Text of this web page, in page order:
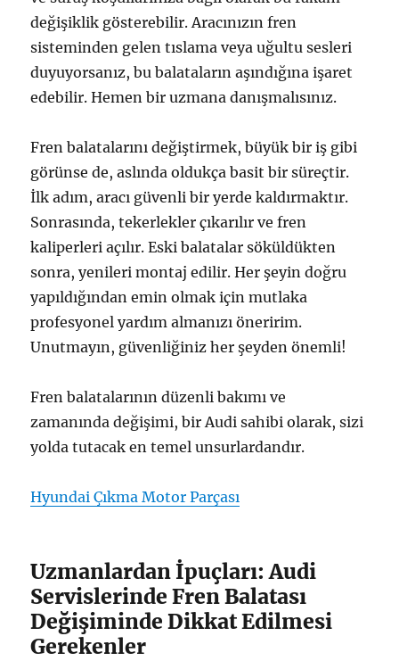
değişiklik gösterebilir. Aracınızın fren
sisteminden gelen tıslama veya uğultu sesleri
duyuyorsanız, bu balataların aşındığına işaret
edebilir. Hemen bir uzmana danışmalısınız.
Fren balatalarını değiştirmek, büyük bir iş gibi
görünse de, aslında oldukça basit bir süreçtir.
İlk adım, aracı güvenli bir yerde kaldırmaktır.
Sonrasında, tekerlekler çıkarılır ve fren
kaliperleri açılır. Eski balatalar söküldükten
sonra, yenileri montaj edilir. Her şeyin doğru
yapıldığından emin olmak için mutlaka
profesyonel yardım almanızı öneririm.
Unutmayın, güvenliğiniz her şeyden önemli!
Fren balatalarının düzenli bakımı ve
zamanında değişimi, bir Audi sahibi olarak, sizi
yolda tutacak en temel unsurlardandır.
Hyundai Çıkma Motor Parçası
Uzmanlardan İpuçları: Audi
Servislerinde Fren Balatası
Değişiminde Dikkat Edilmesi
Gerekenler